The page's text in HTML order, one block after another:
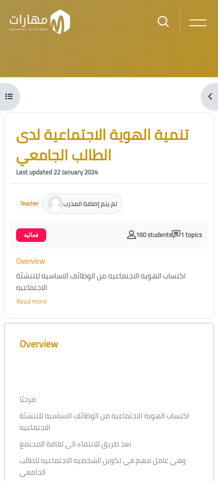
Skip to main content
Blocks
Open course index
Blocks
Skip [Cocoon] Course Intro
تنمية الهوية الاجتماعية لدى
الطالب الجامعي
Last updated 22 January 2024
Teacher لم يتم إضافة المدرب
فعالية 160 students 1 topics
Overview
اكتساب الهويه الاجتماعيه من الوظائف الاساسيه للتنشئة
الاجتماعيه
تعد طريق للانتماء الى ثقافة المحتمع
وهي عامل مهم.في تكوين الشخصيه الاجتماعيه للطالب
تهدف هذه الفعاليه الى اكساب الطالب الجامعي المهارات
Read more
Skip [Cocoon] Course Overview
Overview
مرحبًا
اكتساب الهويه الاجتماعيه من الوظائف الاساسيه للتنشئة
الاجتماعيه
تعد طريق للانتماء الى ثقافة المحتمع
وهي عامل مهم.في تكوين الشخصيه الاجتماعيه للطالب
الجامعي